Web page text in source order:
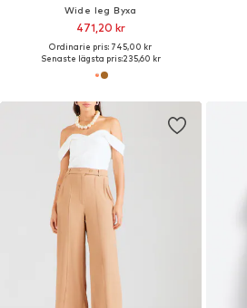
Wide leg Byxa
471,20 kr
Ordinarie pris: 745,00 kr
Senaste lägsta pris:235,60 kr